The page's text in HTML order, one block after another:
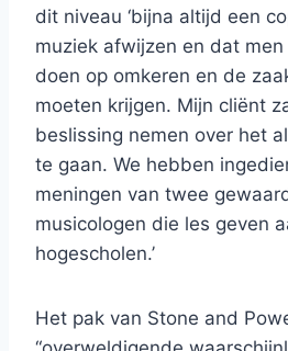
dit niveau ‘bijna altijd een
muziek afwijzen en dat
doen op omkeren en de
moeten krijgen. Mijn cliënt
beslissing nemen over het
te gaan. We hebben
meningen van twee
musicologen die les geven
hogescholen.’
Het pak van Stone and